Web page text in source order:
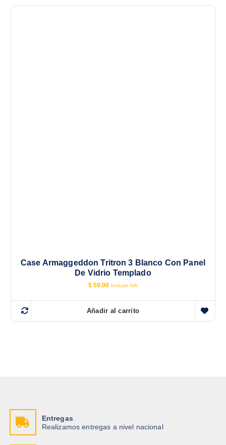
Case Armaggeddon Tritron 3 Blanco Con Panel
De Vidrio Templado
$59.00 Incluye IVA
Añadir al carrito
Entregas
Realizamos entregas a nivel nacional